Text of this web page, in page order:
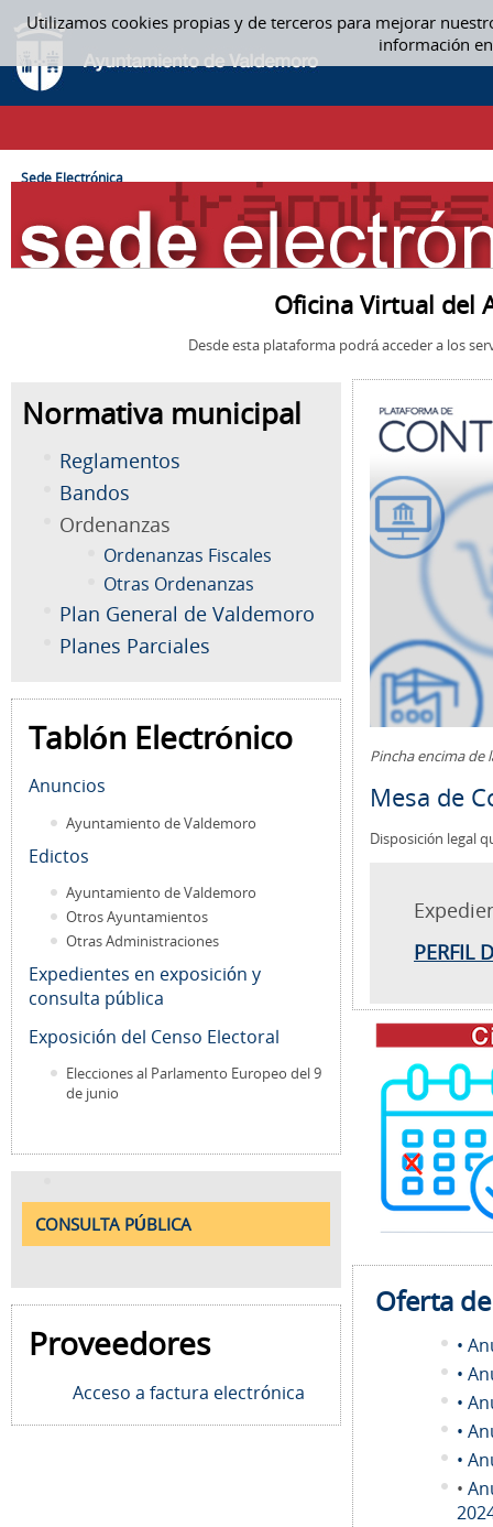
Utilizamos cookies propias y de terceros para mejorar
información
Saltar al contenido
SEDE ELECTRÓNICA
CAMINO DE MIGAS
Sede Electrónica
Oficina Virtual del
Desde esta plataforma podrá acceder a los
Normativa municipal
Reglamentos
Bandos
Ordenanzas
Ordenanzas Fiscales
Otras Ordenanzas
Plan General de Valdemoro
Planes Parciales
Tablón Electrónico
Anuncios
Ayuntamiento de Valdemoro
Edictos
Ayuntamiento de Valdemoro
Otros Ayuntamientos
Otras Administraciones
Expedientes en exposición y
consulta pública
Exposición del Censo Electoral
Elecciones al Parlamento Europeo del 9
de junio
CONSULTA PÚBLICA
Proveedores
Acceso a factura electrónica
Pincha encima de
Mesa de
Disposición legal
PERFIL
Oferta
•
•
•
•
•
•